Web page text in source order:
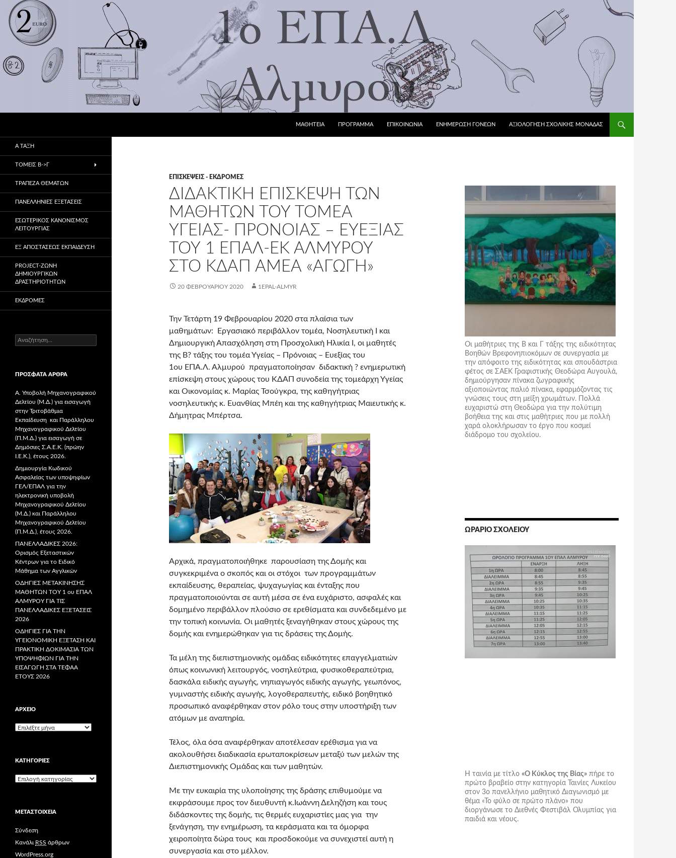
ΜΑΘΗΤΕΙΑ
ΠΡΟΓΡΑΜΜΑ ΕΠΙΚΟΙΝΩΝΙΑ ΕΝΗΜΕΡΩΣΗ ΓΟΝΕΩΝ ΑΞΙΟΛΌΓΗΣΗ ΣΧΟΛΙΚΉΣ ΜΟΝΆΔΑΣ
ΕΠΙΣΚΈΨΕΙΣ - ΕΚΔΡΟΜΈΣ
ΔΙΔΑΚΤΙΚΉ ΕΠΊΣΚΕΨΗ ΤΩΝ
ΜΑΘΗΤΏΝ ΤΟΥ ΤΟΜΈΑ
ΥΓΕΊΑΣ- ΠΡΌΝΟΙΑΣ – ΕΥΕΞΊΑΣ
ΤΟΥ 1 ΕΠΑΛ-ΕΚ ΑΛΜΥΡΟΎ
ΣΤΟ ΚΔΑΠ ΑΜΕΑ «ΑΓΩΓΉ»
20 ΦΕΒΡΟΥΑΡΊΟΥ 2020 1EPAL-ALMYR
Την Τετάρτη 19 Φεβρουαρίου 2020 στα πλαίσια των
μαθημάτων: Εργασιακό περιβάλλον τομέα, Νοσηλευτική Ι και
Δημιουργική Απασχόληση στη Προσχολική Ηλικία Ι, οι μαθητές
της Β? τάξης του τομέα Υγείας – Πρόνοιας – Ευεξίας του
1ου ΕΠΑ.Λ. Αλμυρού πραγματοποίησαν διδακτική ? ενημερωτική
επίσκεψη στους χώρους του ΚΔΑΠ συνοδεία της τομεάρχη Υγείας
και Οικονομίας κ. Μαρίας Τσούγκρα, της καθηγήτριας
νοσηλευτικής κ. Ευανθίας Μπέη και της καθηγήτριας Μαιευτικής κ.
Δήμητρας Μπέρτσα.
Αρχικά, πραγματοποιήθηκε παρουσίαση της Δομής και
συγκεκριμένα ο σκοπός και οι στόχοι των προγραμμάτων
εκπαίδευσης, θεραπείας, ψυχαγωγίας και ένταξης που
πραγματοποιούνται σε αυτή μέσα σε ένα ευχάριστο, ασφαλές και
δομημένο περιβάλλον πλούσιο σε ερεθίσματα και συνδεδεμένο με
την τοπική κοινωνία. Οι μαθητές ξεναγήθηκαν στους χώρους της
δομής και ενημερώθηκαν για τις δράσεις της Δομής.
Τα μέλη της διεπιστημονικής ομάδας ειδικότητες επαγγελματιών
όπως κοινωνική λειτουργός, νοσηλεύτρια, φυσικοθεραπεύτρια,
δασκάλα ειδικής αγωγής, νηπιαγωγός ειδικής αγωγής, γεωπόνος,
γυμναστής ειδικής αγωγής, λογοθεραπευτής, ειδικό βοηθητικό
προσωπικό αναφέρθηκαν στον ρόλο τους στην υποστήριξη των
ατόμων με αναπηρία.
Τέλος, όλα όσα αναφέρθηκαν αποτέλεσαν ερέθισμα για να
ακολουθήσει διαδικασία ερωταποκρίσεων μεταξύ των μελών της
Διεπιστημονικής Ομάδας και των μαθητών.
Με την ευκαιρία της υλοποίησης της δράσης επιθυμούμε να
εκφράσουμε προς τον διευθυντή κ.Ιωάννη Δεληζήση και τους
διδάσκοντες της δομής, τις θερμές ευχαριστίες μας για την
ξενάγηση, την ενημέρωση, τα κεράσματα και τα όμορφα
χειροποίητα δώρα τους και προσδοκούμε να συνεχιστεί αυτή η
συνεργασία και στο μέλλον.
Οι μαθήτριες της Β και Γ τάξης της ειδικότητας
Βοηθών Βρεφονηπιοκόμων σε συνεργασία με
την απόφοιτο της ειδικότητας και σπουδάστρια
φέτος σε ΣΑΕΚ Γραφιστικής Θεοδώρα Αυγουλά,
δημιούργησαν πίνακα ζωγραφικής
αξιοποιώντας παλιό πίνακα, εφαρμόζοντας τις
γνώσεις τους στη μείξη χρωμάτων. Πολλά
ευχαριστώ στη Θεοδώρα για την πολύτιμη
βοήθεια της και στις μαθήτριες που με πολλή
χαρά ολοκλήρωσαν το έργο που κοσμεί
διάδρομο του σχολείου.
ΩΡΆΡΙΟ ΣΧΟΛΕΊΟΥ
Η ταινία με τίτλο «Ο Κύκλος της Βίας» πήρε το
πρώτο βραβείο στην κατηγορία Ταινίες Λυκείου
στον 3ο πανελλήνιο μαθητικό Διαγωνισμό με
θέμα «Το φύλο σε πρώτο πλάνο» που
διοργάνωσε το Διεθνές Φεστιβάλ Ολυμπίας για
παιδιά και νέους.
Α ΤΑΞΗ
ΤΟΜΕΙΣ Β->Γ
ΤΡΑΠΕΖΑ ΘΕΜΑΤΩΝ
ΠΑΝΕΛΛΗΝΙΕΣ ΕΞΕΤΑΣΕΙΣ
ΕΣΩΤΕΡΙΚΌΣ ΚΑΝΟΝΙΣΜΌΣ
ΛΕΙΤΟΥΡΓΊΑΣ
ΕΞ ΑΠΟΣΤΆΣΕΩΣ ΕΚΠΑΊΔΕΥΣΗ
PROJECT-ΖΏΝΗ
ΔΗΜΙΟΥΡΓΙΚΏΝ
ΔΡΑΣΤΗΡΙΟΤΉΤΩΝ
ΕΚΔΡΟΜΈΣ
Α
ν
ή
η
σ
η
γ
ι
α
:
ΠΡΌΣΦΑΤΑ ΆΡΘΡΑ
Α. Υποβολή Μηχανογραφικού
Δελτίου (Μ.Δ.) για εισαγωγή
στην Τριτοβάθμια
Εκπαίδευση και Παράλληλου
Μηχανογραφικού Δελτίου
(Π.Μ.Δ.) για εισαγωγή σε
Δημόσιες Σ.Α.Ε.Κ. (πρώην
Ι.Ε.Κ.), έτους 2026.
Δημιουργία Κωδικού
Ασφαλείας των υποψηφίων
ΓΕΛ/ΕΠΑΛ για την
ηλεκτρονική υποβολή
Μηχανογραφικού Δελτίου
(Μ.Δ.) και Παράλληλου
Μηχανογραφικού Δελτίου
(Π.Μ.Δ.), έτους 2026.
ΠΑΝΕΛΛΑΔΙΚΕΣ 2026:
Ορισμός Εξεταστικών
Κέντρων για το Ειδικό
Μάθημα των Αγγλικών
ΟΔΗΓΙΕΣ ΜΕΤΑΚΙΝΗΣΗΣ
ΜΑΘΗΤΩΝ ΤΟΥ 1 ου ΕΠΑΛ
ΑΛΜΥΡΟΥ ΓΙΑ ΤΙΣ
ΠΑΝΕΛΛΑΔΙΚΕΣ ΕΞΕΤΑΣΕΙΣ
2026
ΟΔΗΓΙΕΣ ΓΙΑ ΤΗΝ
ΥΓΕΙΟΝΟΜΙΚΗ ΕΞΕΤΑΣΗ ΚΑΙ
ΠΡΑΚΤΙΚΗ ΔΟΚΙΜΑΣΙΑ ΤΩΝ
ΥΠΟΨΗΦΙΩΝ ΓΙΑ ΤΗΝ
ΕΙΣΑΓΩΓΗ ΣΤΑ ΤΕΦΑΑ
ETOYΣ 2026
ΑΡΧΕΊΟ
Α
ί
KΑΤΗΓΟΡΊΕΣ
K
γ
ρ
ί
ε
ΜΕΤΑΣΤΟΙΧΕΊΑ
Σύνδεση
Κανάλι RSS άρθρων
WordPress.org